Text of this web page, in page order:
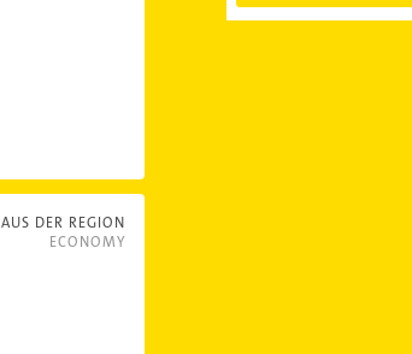
AUS DER REGION
ECONOMY